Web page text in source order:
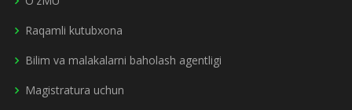
Raqamli kutubxona
Bilim va malakalarni baholash agentligi
Magistratura uchun